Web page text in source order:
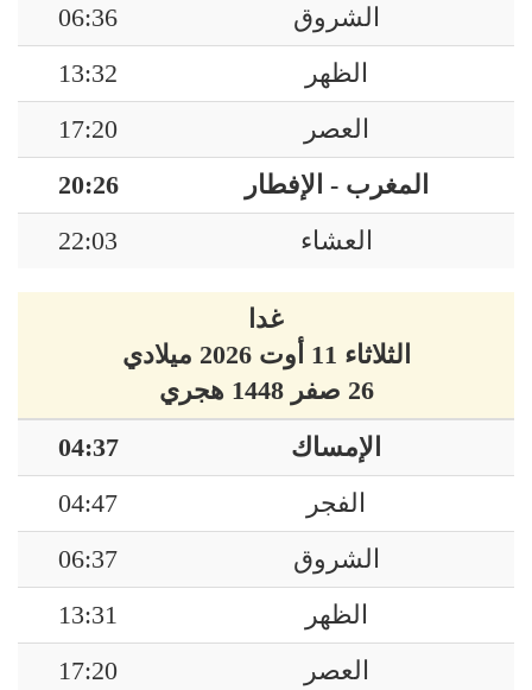
الشروق
06:36
الظهر
13:32
العصر
17:20
المغرب - الإفطار
20:26
العشاء
22:03
غدا
الثلاثاء 11 أوت 2026 ميلادي
26 صفر 1448 هجري
الإمساك
04:37
الفجر
04:47
الشروق
06:37
الظهر
13:31
العصر
17:20